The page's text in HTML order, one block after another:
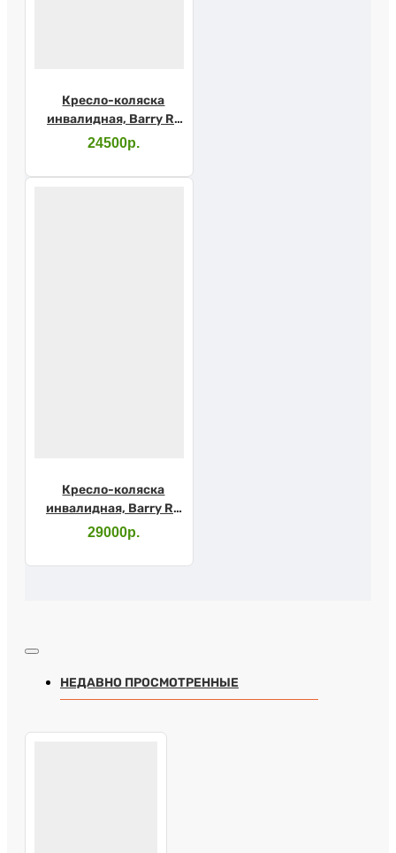
Кресло-коляска
инвалидная, Barry R1
(46см)
24500р.
Кресло-коляска
инвалидная, Barry R2
56см
29000р.
НЕДАВНО ПРОСМОТРЕННЫЕ